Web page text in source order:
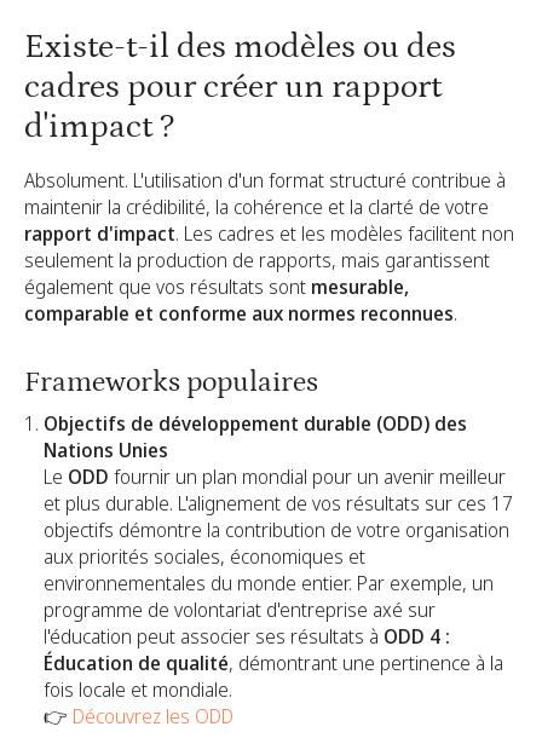
Existe-t-il des modèles ou des
cadres pour créer un rapport
d'impact ?
Absolument. L'utilisation d'un format structuré contribue à
maintenir la crédibilité, la cohérence et la clarté de votre
rapport d'impact. Les cadres et les modèles facilitent non
seulement la production de rapports, mais garantissent
également que vos résultats sont mesurable,
comparable et conforme aux normes reconnues.
Frameworks populaires
Objectifs de développement durable (ODD) des
Nations Unies
Le ODD fournir un plan mondial pour un avenir meilleur
et plus durable. L'alignement de vos résultats sur ces 17
objectifs démontre la contribution de votre organisation
aux priorités sociales, économiques et
environnementales du monde entier. Par exemple, un
programme de volontariat d'entreprise axé sur
l'éducation peut associer ses résultats à ODD 4 :
Éducation de qualité, démontrant une pertinence à la
fois locale et mondiale.
👉 Découvrez les ODD